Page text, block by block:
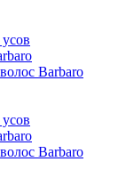
Barbaro
Barbaro